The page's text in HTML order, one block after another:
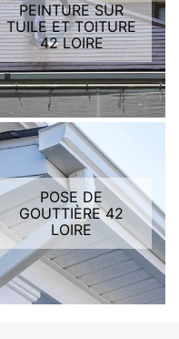
PEINTURE SUR
TUILE ET TOITURE
42 LOIRE
POSE DE
GOUTTIÈRE 42
LOIRE